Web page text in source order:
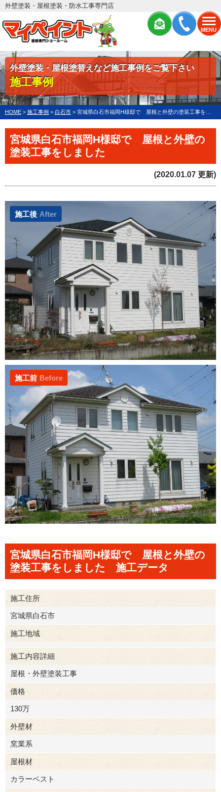
MENU
外壁塗装・屋根塗装・防水工事専門店
外壁塗装・屋根塗替えなど施工事例をご覧下さい
施工事例
HOME > 施工事例 > 白石市 > 宮城県白石市福岡H様邸で 屋根と外壁の塗装工事をしました
宮城県白石市福岡H様邸で 屋根と外壁の
塗装工事をしました
(2020.01.07 更新)
施工後 After
施工前 Before
宮城県白石市福岡H様邸で 屋根と外壁の
塗装工事をしました 施工データ
施工住所
宮城県白石市
施工地域
施工内容詳細
屋根・外壁塗装工事
価格
130万
外壁材
窯業系
屋根材
カラーベスト